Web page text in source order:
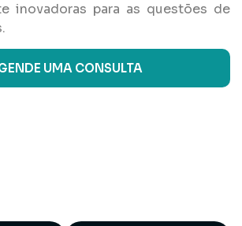
inovadoras para as questões de
UMA CONSULTA